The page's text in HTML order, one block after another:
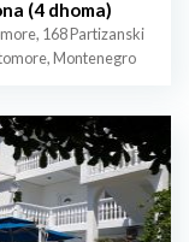
(4 dhoma)
168 Partizanski
Montenegro